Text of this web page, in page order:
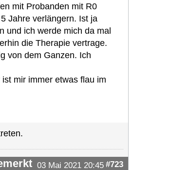
mit Probanden mit R0
Jahre verlängern. Ist ja
und ich werde mich da mal
die Therapie vertrage.
von dem Ganzen. Ich
mir immer etwas flau im
03 Mai 2021 20:45 #723